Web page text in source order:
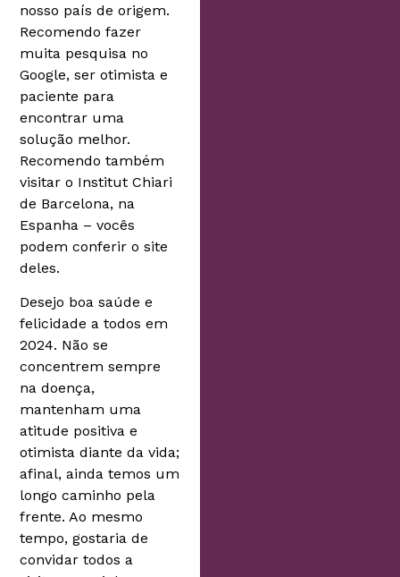
nosso país de origem.
Recomendo fazer
muita pesquisa no
Google, ser otimista e
paciente para
encontrar uma
solução melhor.
Recomendo também
visitar o Institut Chiari
de Barcelona, na
Espanha – vocês
podem conferir o site
deles.
Desejo boa saúde e
felicidade a todos em
2024. Não se
concentrem sempre
na doença,
mantenham uma
atitude positiva e
otimista diante da vida;
afinal, ainda temos um
longo caminho pela
frente. Ao mesmo
tempo, gostaria de
convidar todos a